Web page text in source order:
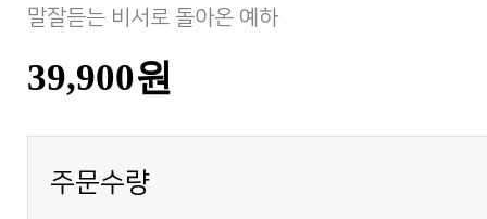
말잘듣는 비서로 돌아온 예하
39,900원
주문수량